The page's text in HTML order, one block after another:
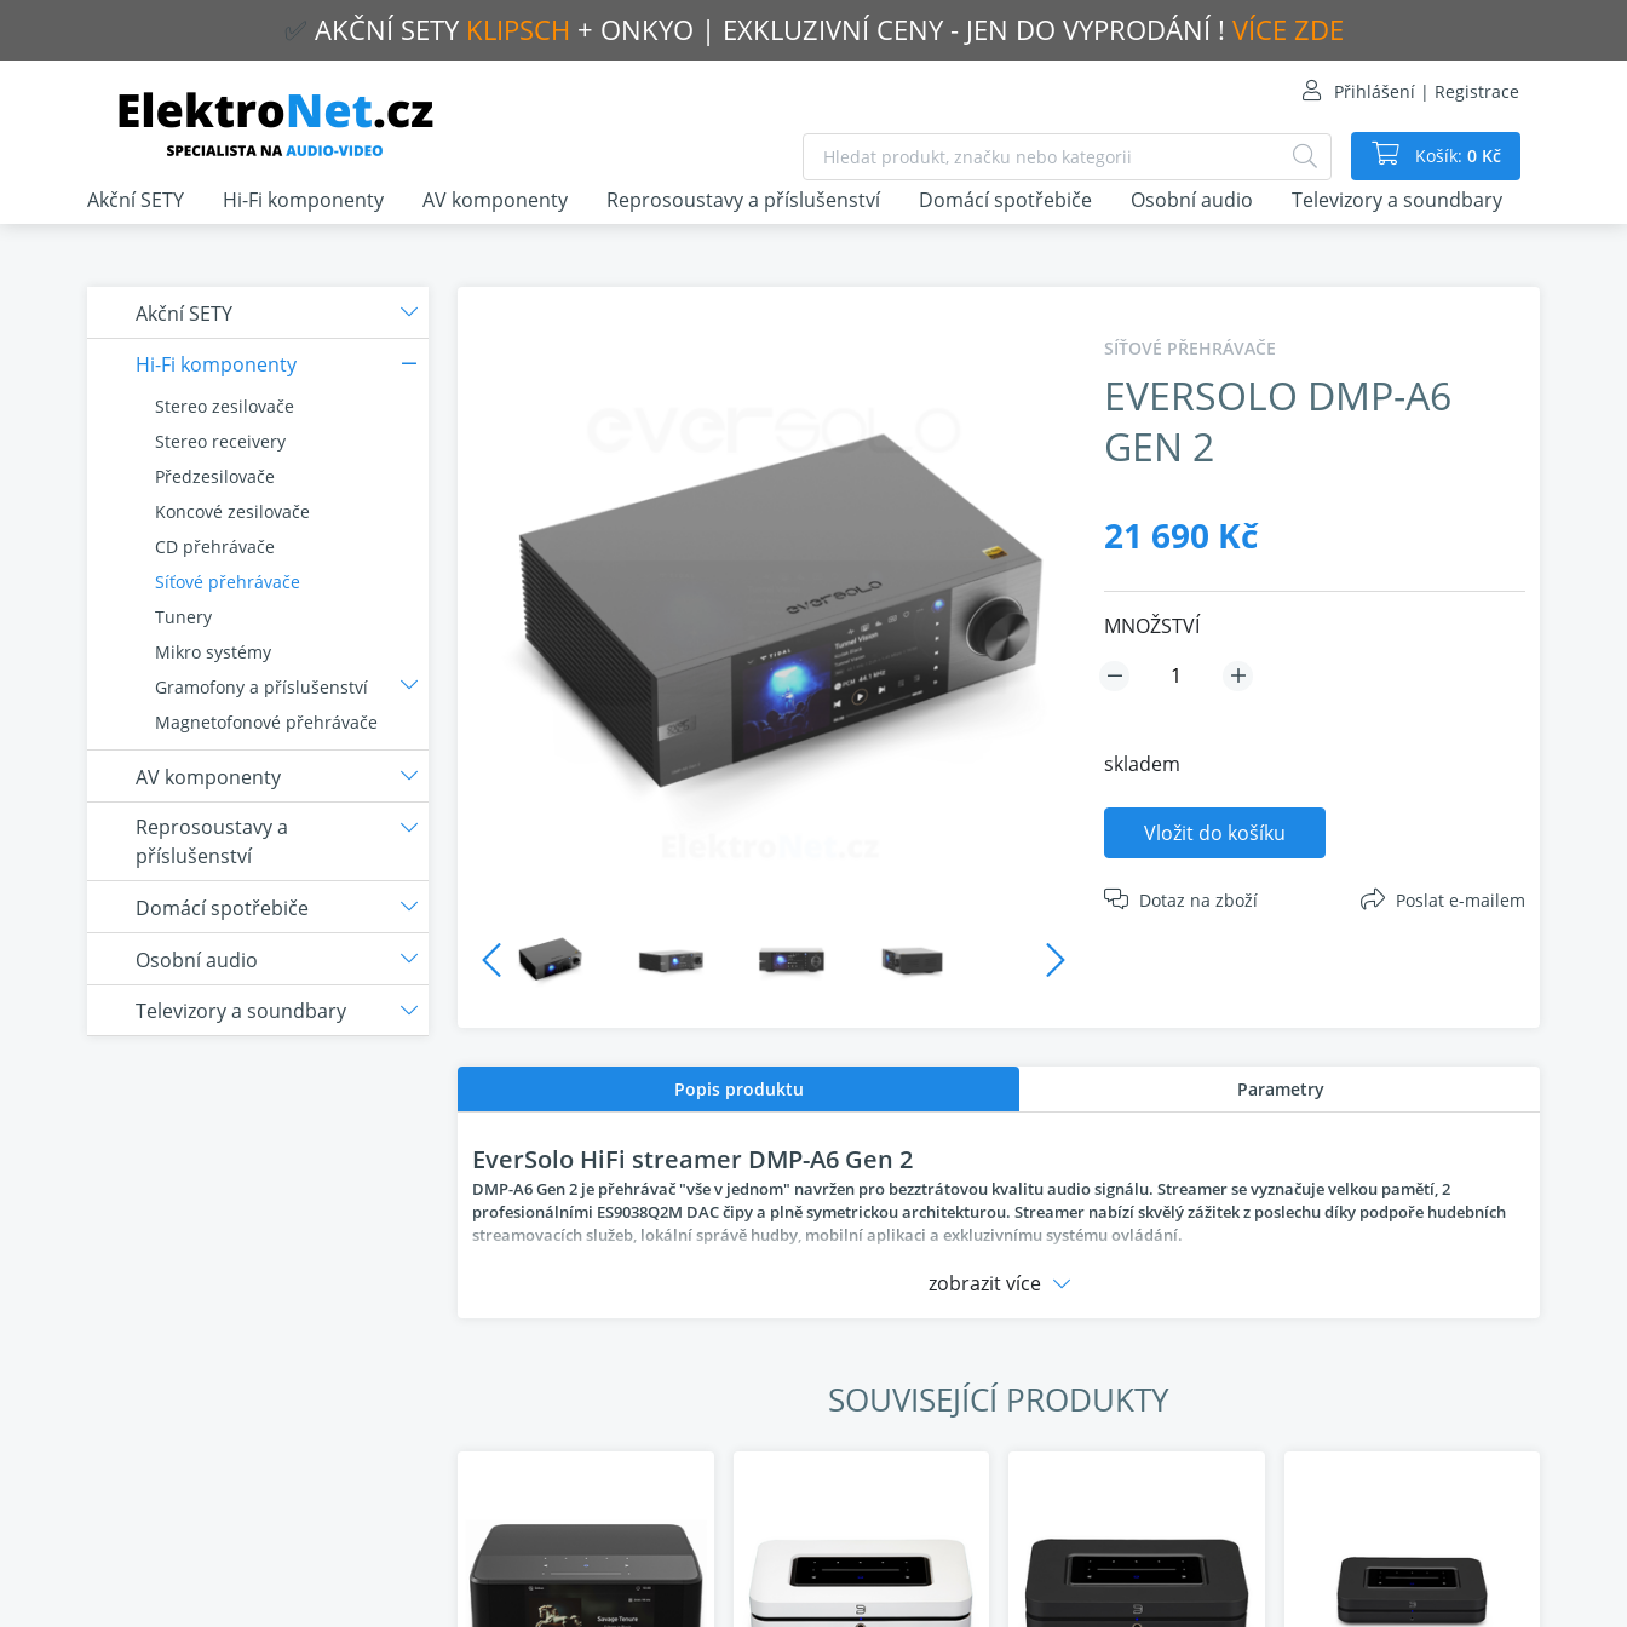
✅ AKČNÍ SETY KLIPSCH + ONKYO | EXKLUZIVNÍ CENY - JEN DO VYPRODÁNÍ ! VÍCE ZDE
Přihlášení | Registrace
Košík: 0 Kč
SÍŤOVÉ PŘEHRÁVAČE
EVERSOLO DMP-A6
GEN 2
21 690 Kč
MNOŽSTVÍ
skladem
Vložit do košíku
Dotaz na zboží Poslat e-mailem
Popis produktu Parametry
EverSolo HiFi streamer DMP-A6 Gen 2
DMP-A6 Gen 2 je přehrávač "vše v jednom" navržen pro bezztrátovou kvalitu audio signálu. Streamer se vyznačuje velkou pamětí, 2
profesionálními ES9038Q2M DAC čipy a plně symetrickou architekturou. Streamer nabízí skvělý zážitek z poslechu díky podpoře hudebních
streamovacích služeb, lokální správě hudby, mobilní aplikaci a exkluzivnímu systému ovládání.
zobrazit více
SOUVISEJÍCÍ PRODUKTY
Akční SETY
Hi-Fi komponenty
Stereo zesilovače
Stereo receivery
Předzesilovače
Koncové zesilovače
CD přehrávače
Síťové přehrávače
Tunery
Mikro systémy
Gramofony a příslušenství
Magnetofonové přehrávače
AV komponenty
Reprosoustavy a
příslušenství
Domácí spotřebiče
Osobní audio
Televizory a soundbary
Akční SETY Hi-Fi komponenty AV komponenty Reprosoustavy a příslušenství Domácí spotřebiče Osobní audio Televizory a soundbary